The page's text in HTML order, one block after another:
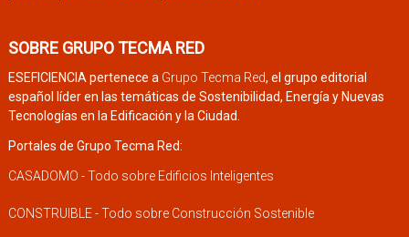
SOBRE GRUPO TECMA RED
ESEFICIENCIA pertenece a Grupo Tecma Red, el grupo editorial
español líder en las temáticas de Sostenibilidad, Energía y Nuevas
Tecnologías en la Edificación y la Ciudad.
Portales de Grupo Tecma Red:
CASADOMO - Todo sobre Edificios Inteligentes
CONSTRUIBLE - Todo sobre Construcción Sostenible